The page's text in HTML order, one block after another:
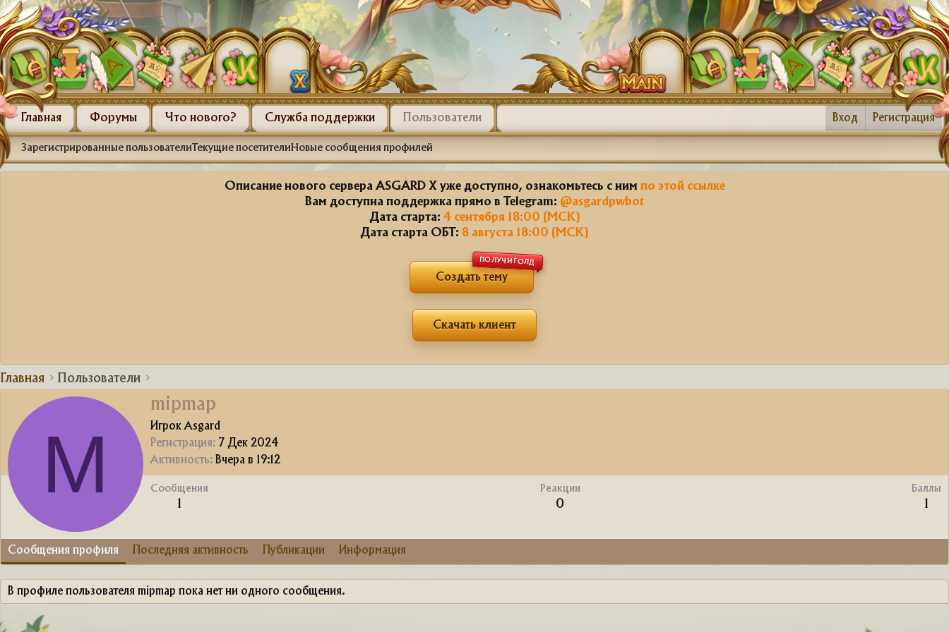
Главная Форумы Что нового? Служба поддержки Пользователи Вход Регистрация
Зарегистрированные пользователиТекущие посетителиНовые сообщения профилей
Описание нового сервера ASGARD X уже доступно, ознакомьтесь с ним по этой ссылке
Вам доступна поддержка прямо в Telegram: @asgardpwbot
Дата старта: 4 сентября 18:00 (МСК)
Дата старта ОБТ: 8 августа 18:00 (МСК)
Создать тему
ПОЛУЧИ ГОЛД
Скачать клиент
Главная Пользователи
M
mipmap
Игрок Asgard
Регистрация
7 Дек 2024
Активность Вчера в 19:12
Сообщения
1
Реакции
0
Баллы
1
Сообщения профиля Последняя активность Публикации Информация
В профиле пользователя mipmap пока нет ни одного сообщения.